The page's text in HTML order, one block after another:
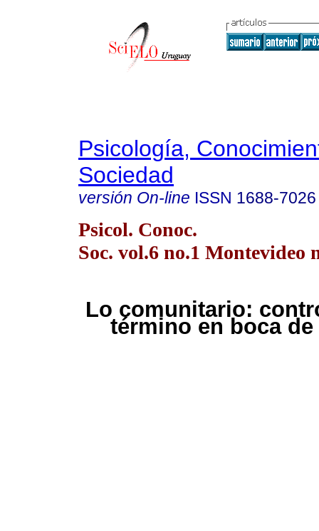
Psicología,
Sociedad
versión On-line ISSN 1688-7026
Psicol. Conoc.
Soc. vol.6 no.1 Montevideo
Lo comunitario:
término en boca